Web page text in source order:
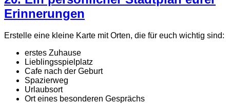
Erinnerungen
Erstelle eine kleine Karte mit Orten, die für euch wichtig sind:
erstes Zuhause
Lieblingsspielplatz
Cafe nach der Geburt
Spazierweg
Urlaubsort
Ort eines besonderen Gesprächs